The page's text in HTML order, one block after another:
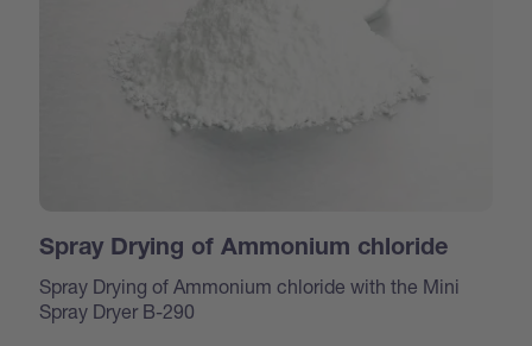
Spray Drying of Ammonium chloride
Spray Drying of Ammonium chloride with the Mini
Spray Dryer B-290